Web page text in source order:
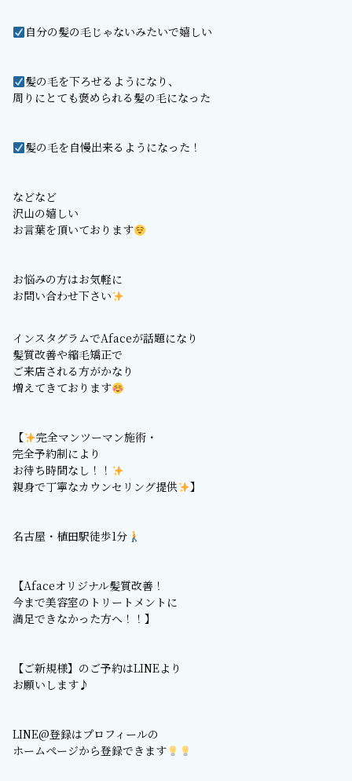
自分の髪の毛じゃないみたいで嬉しい
髪の毛を下ろせるようになり、
周りにとても褒められる髪の毛になった
髪の毛を自慢出来るようになった！
などなど
沢山の嬉しい
お言葉を頂いております
お悩みの方はお気軽に
お問い合わせ下さい
インスタグラムでAfaceが話題になり
髪質改善や縮毛矯正で
ご来店される方がかなり
増えてきております
【
完全マンツーマン施術・
完全予約制により
お待ち時間なし！！
親身で丁寧なカウンセリング提供
】
名古屋・植田駅徒歩1分
【Afaceオリジナル髪質改善！
今まで美容室のトリートメントに
満足できなかった方へ！！】
【ご新規様】のご予約はLINEより
お願いします♪
LINE@登録はプロフィールの
ホームページから登録できます